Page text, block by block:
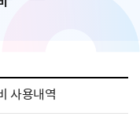
사용내역